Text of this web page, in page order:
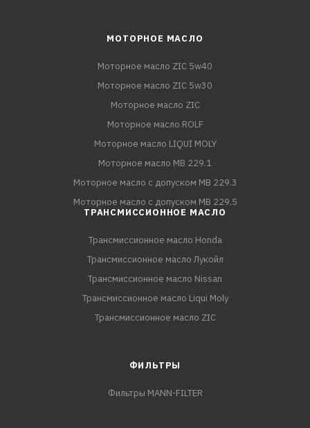
МОТОРНОЕ МАСЛО
Моторное масло ZIC 5w40
Моторное масло ZIC 5w30
Моторное масло ZIC
Моторное масло ROLF
Моторное масло LIQUI MOLY
Моторное масло MB 229.1
Моторное масло с допуском MB 229.3
Моторное масло с допуском MB 229.5
ТРАНСМИССИОННОЕ МАСЛО
Трансмиссионное масло Honda
Трансмиссионное масло Лукойл
Трансмиссионное масло Nissan
Трансмиссионное масло Liqui Moly
Трансмиссионное масло ZIC
ФИЛЬТРЫ
Фильтры MANN-FILTER